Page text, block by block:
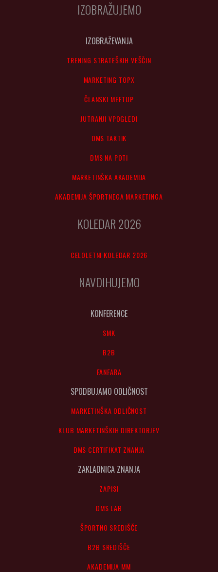
IZOBRAŽUJEMO
IZOBRAŽEVANJA
TRENING STRATEŠKIH VEŠČIN
MARKETING TOPX
ČLANSKI MEETUP
JUTRANJI VPOGLEDI
DMS TAKTIK
DMS NA POTI
MARKETINŠKA AKADEMIJA
AKADEMIJA ŠPORTNEGA MARKETINGA
KOLEDAR 2026
CELOLETNI KOLEDAR 2026
NAVDIHUJEMO
KONFERENCE
SMK
B2B
FANFARA
SPODBUJAMO ODLIČNOST
MARKETINŠKA ODLIČNOST
KLUB MARKETINŠKIH DIREKTORJEV
DMS CERTIFIKAT ZNANJA
ZAKLADNICA ZNANJA
ZAPISI
DMS LAB
ŠPORTNO SREDIŠČE
B2B SREDIŠČE
AKADEMIJA MM